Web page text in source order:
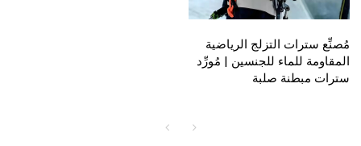
مُصنِّع سترات التزلج الرياضية
المقاومة للماء للجنسين | مُورِّد
سترات مبطنة صلبة